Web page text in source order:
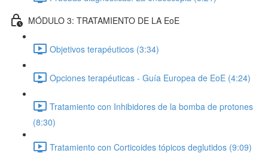
MÓDULO 3: TRATAMIENTO DE LA EoE
Objetivos terapéuticos (3:34)
Opciones terapéuticas - Guía Europea de EoE (4:24)
Tratamiento con Inhibidores de la bomba de protones
(8:30)
Tratamiento con Corticoides tópicos deglutidos (9:09)